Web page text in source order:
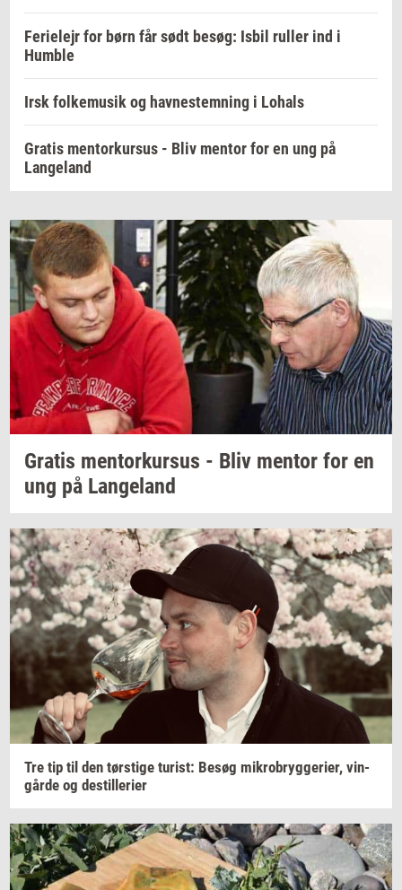
Ferielejr for børn får sødt besøg: Isbil ruller ind i
Humble
Irsk folkemusik og havnestemning i Lohals
Gratis mentorkursus - Bliv mentor for en ung på
Langeland
Gra­tis men­tor­kur­sus - Bliv men­tor for en
ung på Lan­geland
Tre tip til den tørsti­ge turist: Besøg mi­kro­bryg­ge­ri­er, vin­
går­de og destil­le­ri­er